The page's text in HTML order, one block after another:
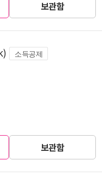
보관함
소득공제
보관함